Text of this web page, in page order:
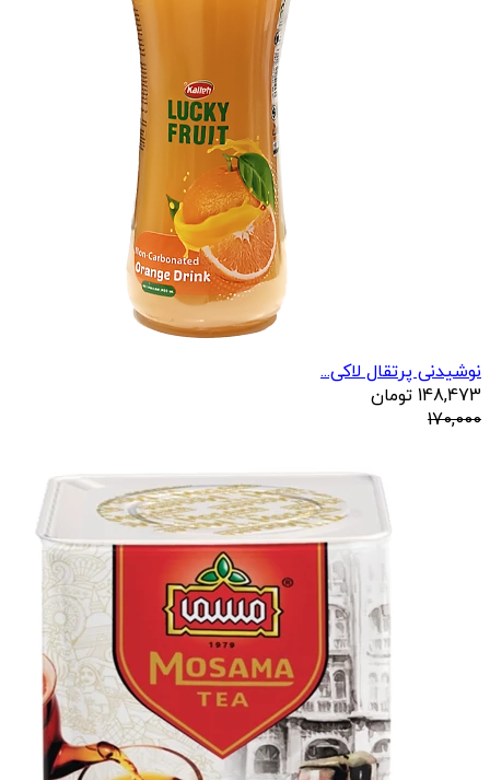
نوشیدنی پرتقال لاکی...
148,473 تومان
170,000